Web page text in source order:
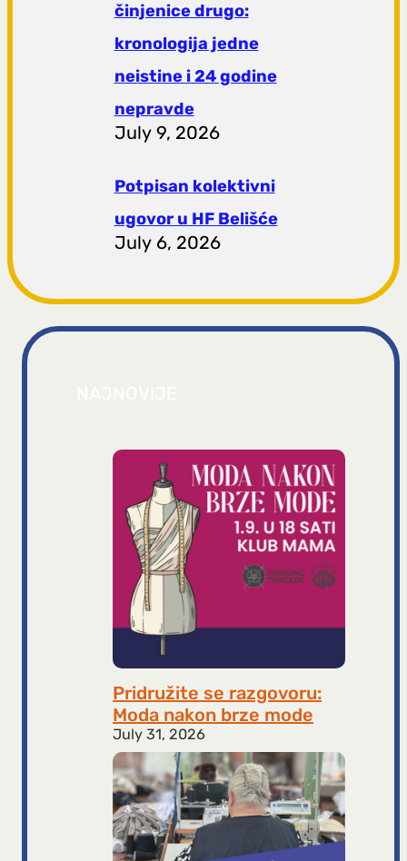
činjenice drugo:
kronologija jedne
neistine i 24 godine
nepravde
July 9, 2026
Potpisan kolektivni
ugovor u HF Belišće
July 6, 2026
Pridružite se razgovoru:
Moda nakon brze mode
July 31, 2026